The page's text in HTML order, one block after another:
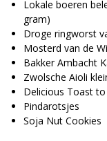
Lokale boeren
gram)
Droge ringworst
Mosterd van de
Bakker Ambacht
Zwolsche Aioli
Delicious Toast
Pindarotsjes
Soja Nut Cookies